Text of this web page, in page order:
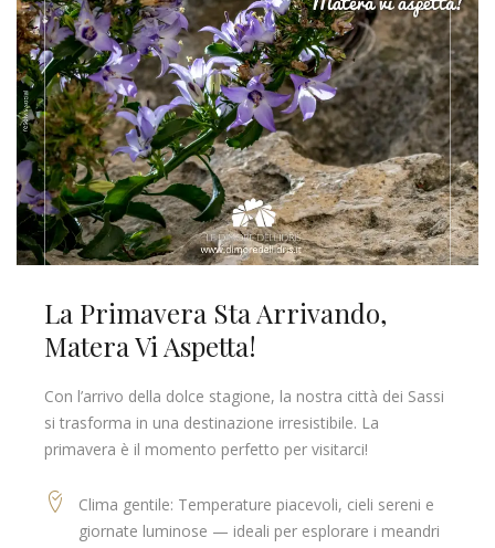
La Primavera Sta Arrivando,
Matera Vi Aspetta!
Con l’arrivo della dolce stagione, la nostra città dei Sassi
si trasforma in una destinazione irresistibile. La
primavera è il momento perfetto per visitarci!
Clima gentile: Temperature piacevoli, cieli sereni e
giornate luminose — ideali per esplorare i meandri